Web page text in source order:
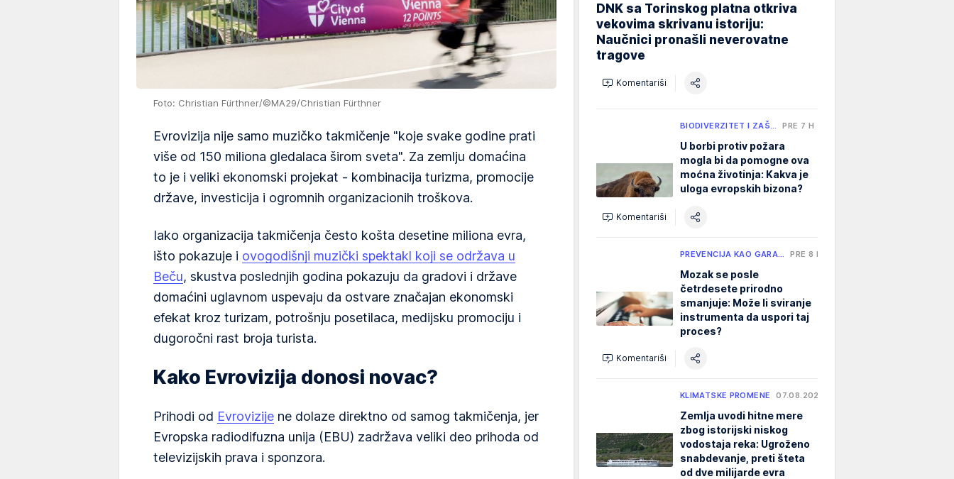
Foto: Christian Fürthner/©MA29/Christian Fürthner
Evrovizija nije samo muzičko takmičenje "koje svake godine prati
više od 150 miliona gledalaca širom sveta". Za zemlju domaćina
to je i veliki ekonomski projekat - kombinacija turizma, promocije
države, investicija i ogromnih organizacionih troškova.
Iako organizacija takmičenja često košta desetine miliona evra,
išto pokazuje i ovogodišnji muzički spektakl koji se održava u
Beču, skustva poslednjih godina pokazuju da gradovi i države
domaćini uglavnom uspevaju da ostvare značajan ekonomski
efekat kroz turizam, potrošnju posetilaca, medijsku promociju i
dugoročni rast broja turista.
Kako Evrovizija donosi novac?
Prihodi od Evrovizije ne dolaze direktno od samog takmičenja, jer
Evropska radiodifuzna unija (EBU) zadržava veliki deo prihoda od
televizijskih prava i sponzora.
DNK sa Torinskog platna otkriva
vekovima skrivanu istoriju:
Naučnici pronašli neverovatne
tragove
Komentariši
BIODIVERZITET I ZAŠ… PRE 7 H
U borbi protiv požara
mogla bi da pomogne ova
moćna životinja: Kakva je
uloga evropskih bizona?
Komentariši
PREVENCIJA KAO GARA… PRE 8 H
Mozak se posle
četrdesete prirodno
smanjuje: Može li sviranje
instrumenta da uspori taj
proces?
Komentariši
KLIMATSKE PROMENE 07.08.2026.
Zemlja uvodi hitne mere
zbog istorijski niskog
vodostaja reka: Ugroženo
snabdevanje, preti šteta
od dve milijarde evra